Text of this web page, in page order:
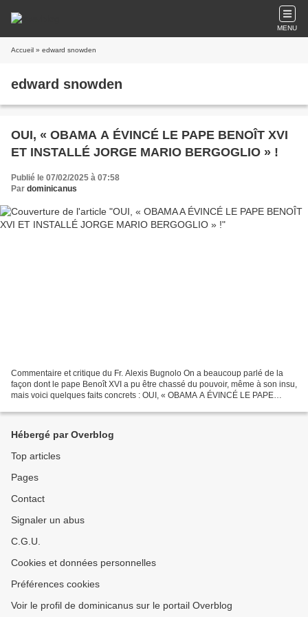
MENU
Accueil » edward snowden
edward snowden
OUI, « OBAMA A ÉVINCÉ LE PAPE BENOÎT XVI
ET INSTALLÉ JORGE MARIO BERGOGLIO » !
Publié le 07/02/2025 à 07:58
Par dominicanus
Commentaire et critique du Fr. Alexis Bugnolo On a beaucoup parlé de la
façon dont le pape Benoît XVI a pu être chassé du pouvoir, même à son insu,
mais voici quelques faits concrets : OUI, « OBAMA A ÉVINCÉ LE PAPE
Hébergé par Overblog
Top articles
Pages
Contact
Signaler un abus
C.G.U.
Cookies et données personnelles
Préférences cookies
Voir le profil de dominicanus sur le portail Overblog